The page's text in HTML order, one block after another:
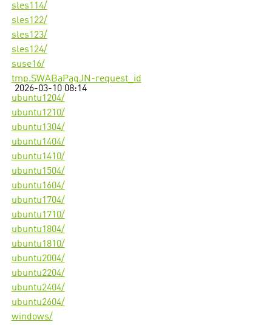
sles114/
sles122/
sles123/
sles124/
suse16/
tmp.SWABaPagJN-request_id
2026-03-10 08:14
ubuntu1204/
ubuntu1210/
ubuntu1304/
ubuntu1404/
ubuntu1410/
ubuntu1504/
ubuntu1604/
ubuntu1704/
ubuntu1710/
ubuntu1804/
ubuntu1810/
ubuntu2004/
ubuntu2204/
ubuntu2404/
ubuntu2604/
windows/